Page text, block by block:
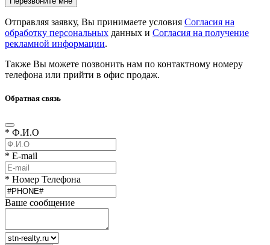
Отправляя заявку, Вы принимаете условия Согласия на
обработку персональных данных и Согласия на получение
рекламной информации.
Также Вы можете позвонить нам по контактному номеру
телефона или прийти в офис продаж.
Обратная связь
* Ф.И.О
* E-mail
* Номер Телефона
Ваше сообщение